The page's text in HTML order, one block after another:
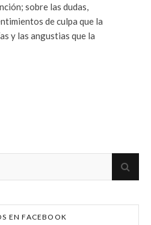
sobre las dudas,
de culpa que la
y las angustias que la
EN FACEBOOK